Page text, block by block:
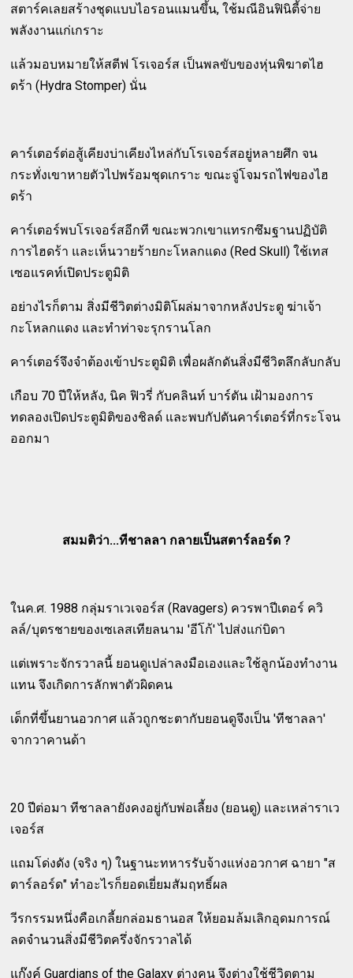
สตาร์คเลยสร้างชุดแบบไอรอนแมนขึ้น, ใช้มณีอินฟินิตี้จ่าย
พลังงานแก่เกราะ
แล้วมอบหมายให้สตีฟ โรเจอร์ส เป็นพลขับของหุ่นพิฆาตไฮ
ดร้า (Hydra Stomper) นั่น
คาร์เตอร์ต่อสู้เคียงบ่าเคียงไหล่กับโรเจอร์สอยู่หลายศึก จน
กระทั่งเขาหายตัวไปพร้อมชุดเกราะ ขณะจู่โจมรถไฟของไฮ
ดร้า
คาร์เตอร์พบโรเจอร์สอีกที ขณะพวกเขาแทรกซึมฐานปฏิบัติ
การไฮดร้า และเห็นวายร้ายกะโหลกแดง (Red Skull) ใช้เทส
เซอแรคท์เปิดประตูมิติ
อย่างไรก็ตาม สิ่งมีชีวิตต่างมิติโผล่มาจากหลังประตู ฆ่าเจ้า
กะโหลกแดง และทำท่าจะรุกรานโลก
คาร์เตอร์จึงจำต้องเข้าประตูมิติ เพื่อผลักดันสิ่งมีชีวิตลึกลับกลับ
เกือบ 70 ปีให้หลัง, นิค ฟิวรี่ กับคลินท์ บาร์ตัน เฝ้ามองการ
ทดลองเปิดประตูมิติของชิลด์ และพบกัปตันคาร์เตอร์ที่กระโจน
ออกมา
สมมติว่า...ทีชาลลา กลายเป็นสตาร์ลอร์ด ?
ในค.ศ. 1988 กลุ่มราเวเจอร์ส (Ravagers) ควรพาปีเตอร์ ควิ
ลล์/บุตรชายของเซเลสเทียลนาม 'อีโก้' ไปส่งแก่บิดา
แต่เพราะจักรวาลนี้ ยอนดูเปล่าลงมือเองและใช้ลูกน้องทำงาน
แทน จึงเกิดการลักพาตัวผิดคน
เด็กที่ขึ้นยานอวกาศ แล้วถูกชะตากับยอนดูจึงเป็น 'ทีชาลลา'
จากวาคานด้า
20 ปีต่อมา ทีชาลลายังคงอยู่กับพ่อเลี้ยง (ยอนดู) และเหล่าราเว
เจอร์ส
แถมโด่งดัง (จริง ๆ) ในฐานะทหารรับจ้างแห่งอวกาศ ฉายา "ส
ตาร์ลอร์ด" ทำอะไรก็ยอดเยี่ยมสัมฤทธิ์ผล
วีรกรรมหนึ่งคือเกลี้ยกล่อมธานอส ให้ยอมล้มเลิกอุดมการณ์
ลดจำนวนสิ่งมีชีวิตครึ่งจักรวาลได้
แก๊งค์ Guardians of the Galaxy ต่างคน จึงต่างใช้ชีวิตตาม